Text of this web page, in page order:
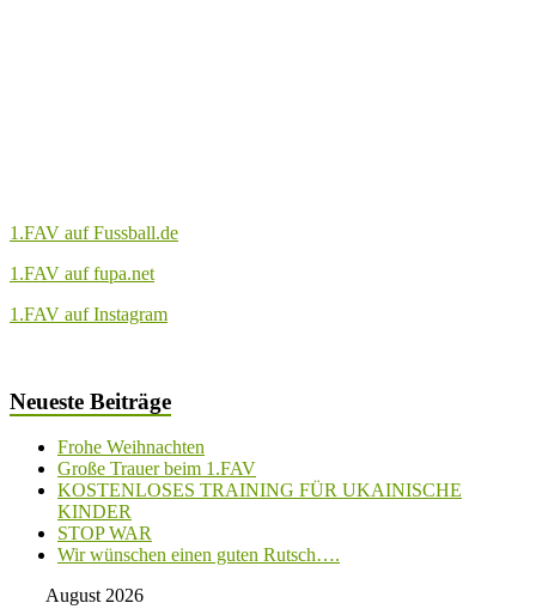
1.FAV auf Fussball.de
1.FAV auf fupa.net
1.FAV auf Instagram
Neueste Beiträge
Frohe Weihnachten
Große Trauer beim 1.FAV
KOSTENLOSES TRAINING FÜR UKAINISCHE
KINDER
STOP WAR
Wir wünschen einen guten Rutsch….
August 2026